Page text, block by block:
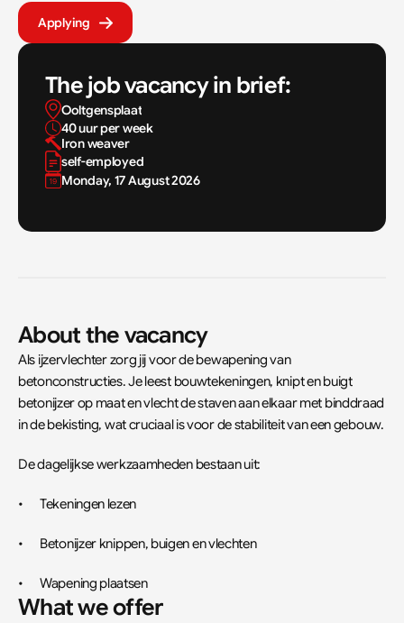
Applying
The job vacancy in brief:
Ooltgensplaat
40 uur per week
Iron weaver
self-employed
Monday, 17 August 2026
About the vacancy
Als ijzervlechter zorg jij voor de bewapening van
betonconstructies. Je leest bouwtekeningen, knipt en buigt
betonijzer op maat en vlecht de staven aan elkaar met binddraad
in de bekisting, wat cruciaal is voor de stabiliteit van een gebouw.
De dagelijkse werkzaamheden bestaan uit:
•	Tekeningen lezen
•	Betonijzer knippen, buigen en vlechten
•	Wapening plaatsen
What we offer